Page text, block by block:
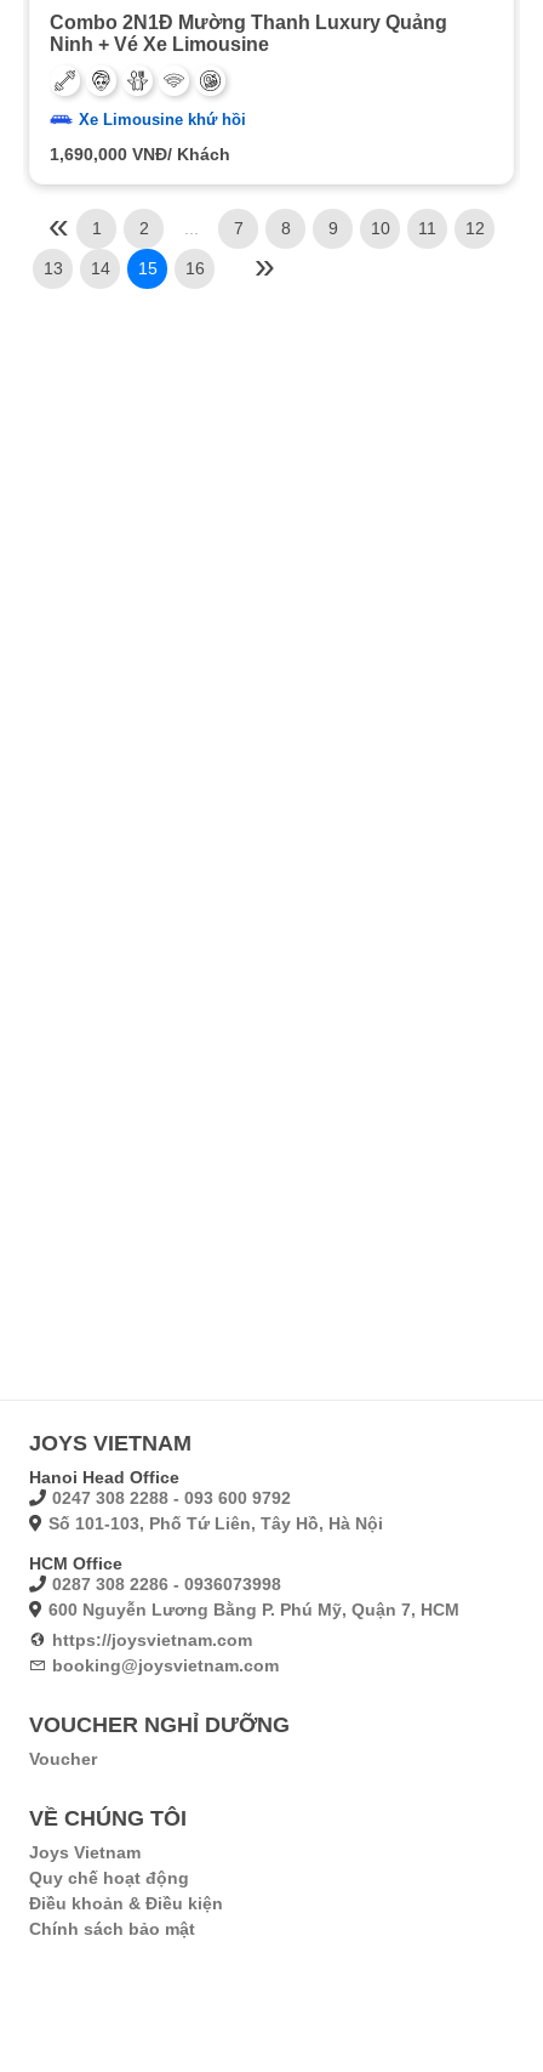
Combo 2N1Đ Mường Thanh Luxury Quảng
Ninh + Vé Xe Limousine
Xe Limousine khứ hồi
1,690,000 VNĐ/ Khách
1 2 7 8 9 10 11 12
13 14 15 16
JOYS VIETNAM
Hanoi Head Office
0247 308 2288 - 093 600 9792
Số 101-103, Phố Tứ Liên, Tây Hồ, Hà Nội
HCM Office
0287 308 2286 - 0936073998
600 Nguyễn Lương Bằng P. Phú Mỹ, Quận 7, HCM
https://joysvietnam.com
booking@joysvietnam.com
VOUCHER NGHỈ DƯỠNG
Voucher
VỀ CHÚNG TÔI
Joys Vietnam
Quy chế hoạt động
Điều khoản & Điều kiện
Chính sách bảo mật